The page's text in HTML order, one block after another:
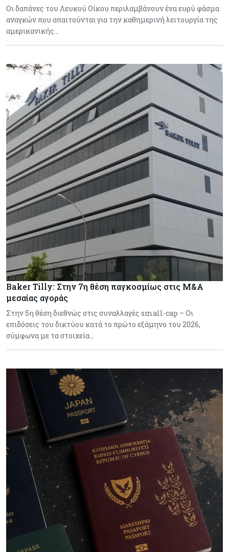
Οι δαπάνες του Λευκού Οίκου περιλαμβάνουν ένα ευρύ φάσμα
αναγκών που απαιτούνται για την καθημερινή λειτουργία της
αμερικανικής…
Baker Tilly: Στην 7η θέση παγκοσμίως στις M&A
μεσαίας αγοράς
Στην 5η θέση διεθνώς στις συναλλαγές small-cap – Οι
επιδόσεις του δικτύου κατά το πρώτο εξάμηνο του 2026,
σύμφωνα με τα στοιχεία…